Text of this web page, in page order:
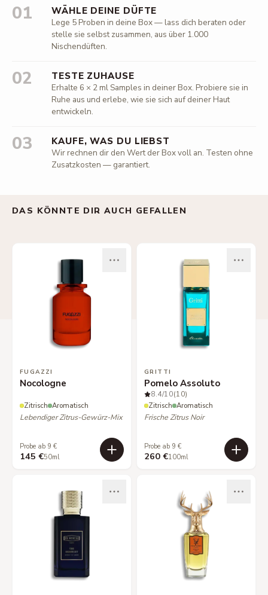
01 WÄHLE DEINE DÜFTE
Lege 5 Proben in deine Box — lass dich beraten oder
stelle sie selbst zusammen, aus über 1.000
Nischendüften.
02 TESTE ZUHAUSE
Erhalte 6 × 2 ml Samples in deiner Box. Probiere sie in
Ruhe aus und erlebe, wie sie sich auf deiner Haut
entwickeln.
03 KAUFE, WAS DU LIEBST
Wir rechnen dir den Wert der Box voll an. Testen ohne
Zusatzkosten — garantiert.
DAS KÖNNTE DIR AUCH GEFALLEN
FUGAZZI
Nocologne
Zitrisch Aromatisch
Lebendiger Zitrus-Gewürz-Mix
Probe ab 9 €
145 €50ml
GRITTI
Pomelo Assoluto
8.4/10(10)
Zitrisch Aromatisch
Frische Zitrus Noir
Probe ab 9 €
260 €100ml